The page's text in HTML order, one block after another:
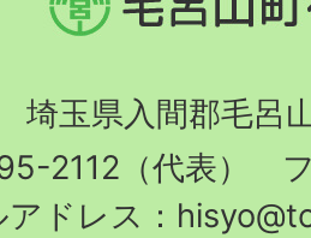
呂
町
役
場
玉県入間郡毛呂
2112（代表）
ドレス：